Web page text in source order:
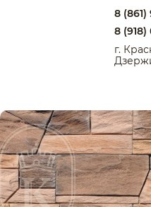
г. Краснодар, ул.
8 (861) 944 99 44